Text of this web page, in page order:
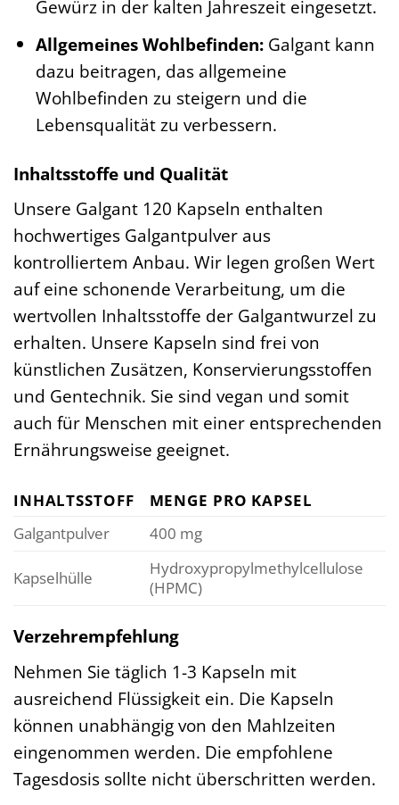
Gewürz in der kalten Jahreszeit eingesetzt.
Allgemeines Wohlbefinden:Galgant kann
dazu beitragen, das allgemeine
Wohlbefinden zu steigern und die
Lebensqualität zu verbessern.
Inhaltsstoffe und Qualität
Unsere Galgant 120 Kapseln enthalten
hochwertiges Galgantpulver aus
kontrolliertem Anbau. Wir legen großen Wert
auf eine schonende Verarbeitung, um die
wertvollen Inhaltsstoffe der Galgantwurzel zu
erhalten. Unsere Kapseln sind frei von
künstlichen Zusätzen, Konservierungsstoffen
und Gentechnik. Sie sind vegan und somit
auch für Menschen mit einer entsprechenden
Ernährungsweise geeignet.
INHALTSSTOFF
MENGE PRO KAPSEL
Galgantpulver
400 mg
Kapselhülle
Hydroxypropylmethylcellulose
(HPMC)
Verzehrempfehlung
Nehmen Sie täglich 1-3 Kapseln mit
ausreichend Flüssigkeit ein. Die Kapseln
können unabhängig von den Mahlzeiten
eingenommen werden. Die empfohlene
Tagesdosis sollte nicht überschritten werden.